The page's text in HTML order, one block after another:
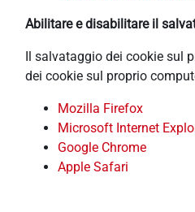
Abilitare e disabilitare il
Il salvataggio dei cookie sul
dei cookie sul proprio
Mozilla Firefox
Microsoft Internet
Google Chrome
Apple Safari